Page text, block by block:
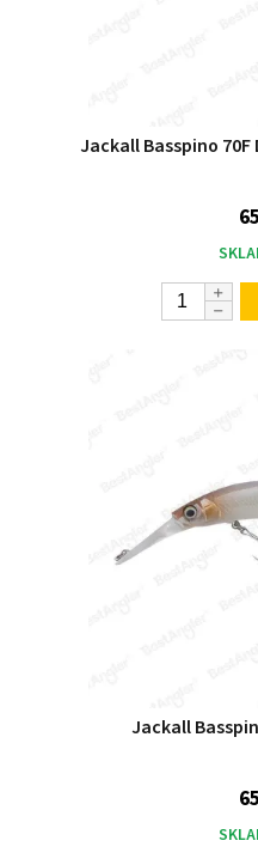
Jackall Basspino
Jackall